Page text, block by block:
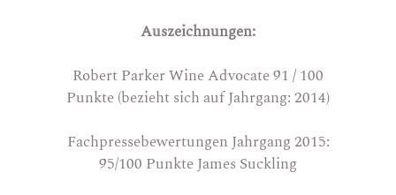
Auszeichnungen:
Robert Parker Wine Advocate 91 / 100
Punkte (bezieht sich auf Jahrgang: 2014)
Fachpressebewertungen Jahrgang 2015:
95/100 Punkte James Suckling